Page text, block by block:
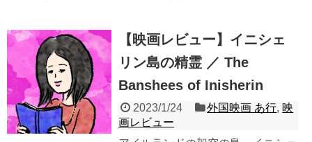
【映画レビュー】イニシェ
リン島の精霊 ／ The
Banshees of Inisherin
2023/1/24 外国映画 あ行, 映
画レビュー